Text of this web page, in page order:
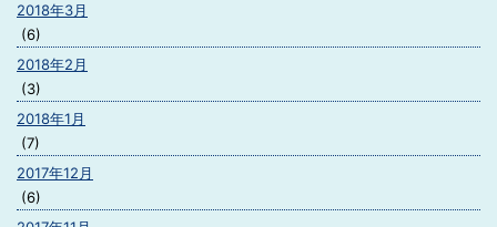
2018年3月
(6)
2018年2月
(3)
2018年1月
(7)
2017年12月
(6)